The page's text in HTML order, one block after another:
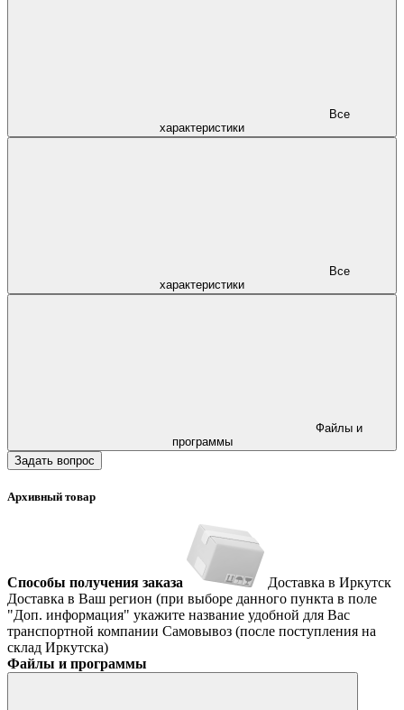
характеристики
характеристики
программы
Задать вопрос
Архивный товар
Способы получения заказа
Доставка в Иркутск
Доставка в Ваш регион (при выборе данного пункта в поле
"Доп. информация" укажите название удобной для Вас
транспортной компании Самовывоз (после поступления на
склад Иркутска)
Файлы и программы